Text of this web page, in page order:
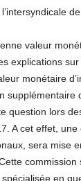
de
valeur
explications
monétaire
supplémentaire
question lors
A cet effet, une
sera mise
en